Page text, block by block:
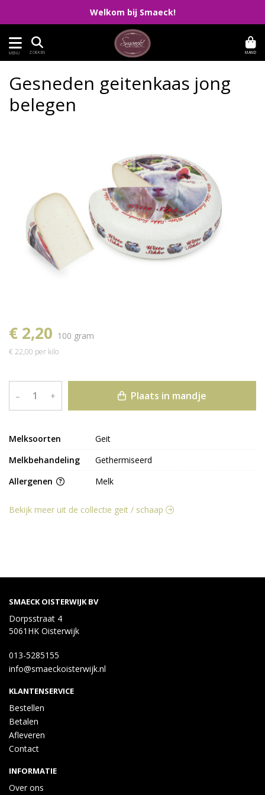
Welkom bij Smaeck!
MENU ZOEKEN MAND
Gesneden geitenkaas jong
belegen
€ 2,20 100 gram
€ 22,00 per kilo
– + Plaats in mandje
Melksoorten
Geit
Melkbehandeling
Gethermiseerd
Allergenen
Melk
Bekijk meer uit de collectie geit / schaap
SMAECK OISTERWIJK BV
Dorpsstraat 4
5061HK Oisterwijk
013-5285155
info@smaeckoisterwijk.nl
KLANTENSERVICE
Bestellen
Betalen
Afleveren
Contact
INFORMATIE
Over ons